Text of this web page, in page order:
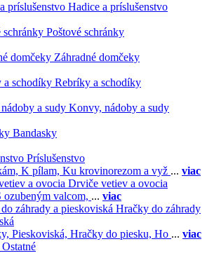
Hadice a príslušenstvo
Poštové schránky
Záhradné domčeky
Rebríky a schodíky
Konvy, nádoby a sudy
Bandasky
Príslušenstvo
K pílam, Ku krovinorezom a vyž ... viac
Drviče vetiev a ovocia
ozubeným valcom, ... viac
Hračky do záhrady
Pieskoviská, Hračky do piesku, Ho ... viac
Ostatné